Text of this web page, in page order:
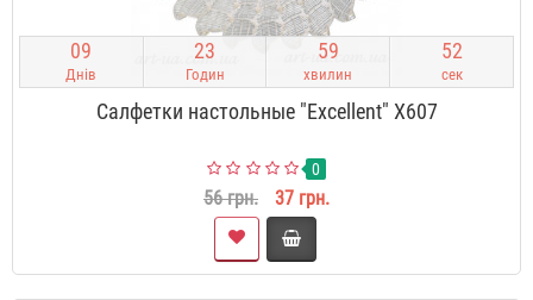
09
Днів
23
Годин
59
хвилин
51
сек
Салфетки настольные "Excellent" X607
0
56 грн. 37 грн.